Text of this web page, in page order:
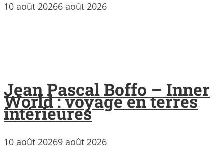
10 août 20266 août 2026
Jean Pascal Boffo – Inner
World : voyage en terres
intérieures
10 août 20269 août 2026